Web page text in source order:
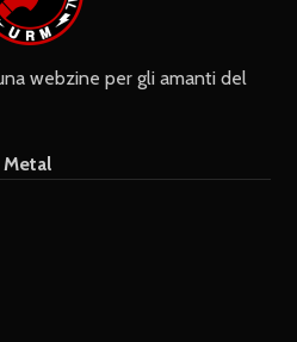
webzine per gli amanti del